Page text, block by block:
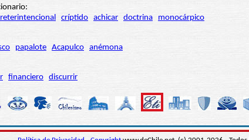
críptido achicar doctrina monocárpico
papalote Acapulco anémona
financiero discurrir